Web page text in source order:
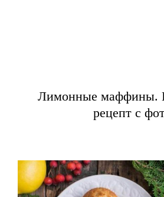
Лимонные маффины.
рецепт с